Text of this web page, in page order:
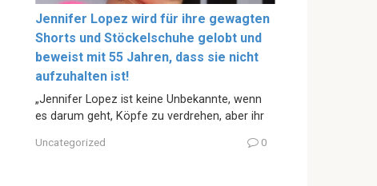
Jennifer Lopez wird für ihre gewagten
Shorts und Stöckelschuhe gelobt und
beweist mit 55 Jahren, dass sie nicht
aufzuhalten ist!
„Jennifer Lopez ist keine Unbekannte, wenn
es darum geht, Köpfe zu verdrehen, aber ihr
Uncategorized 0